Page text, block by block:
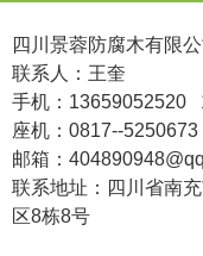
四川景蓉防腐木有限公
联系人：王奎
手机：13659052520
座机： 0817--5250673
邮箱：
联系地址： 四川省南
区8栋8号